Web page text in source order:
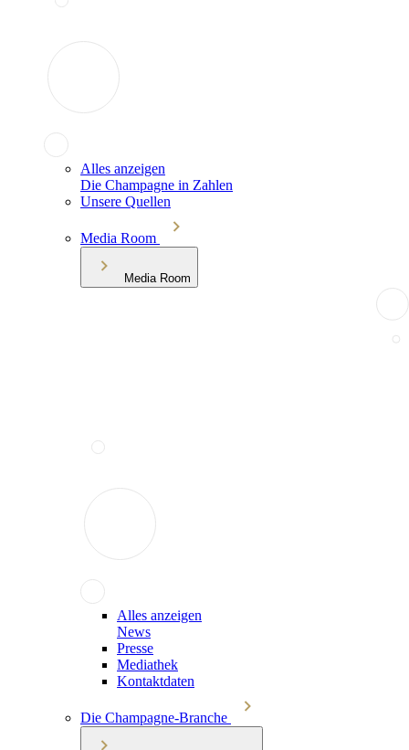
Alles anzeigen
Die Champagne in Zahlen
Unsere Quellen
Media Room
Media Room
Alles anzeigen
News
Presse
Mediathek
Kontaktdaten
Die Champagne-Branche